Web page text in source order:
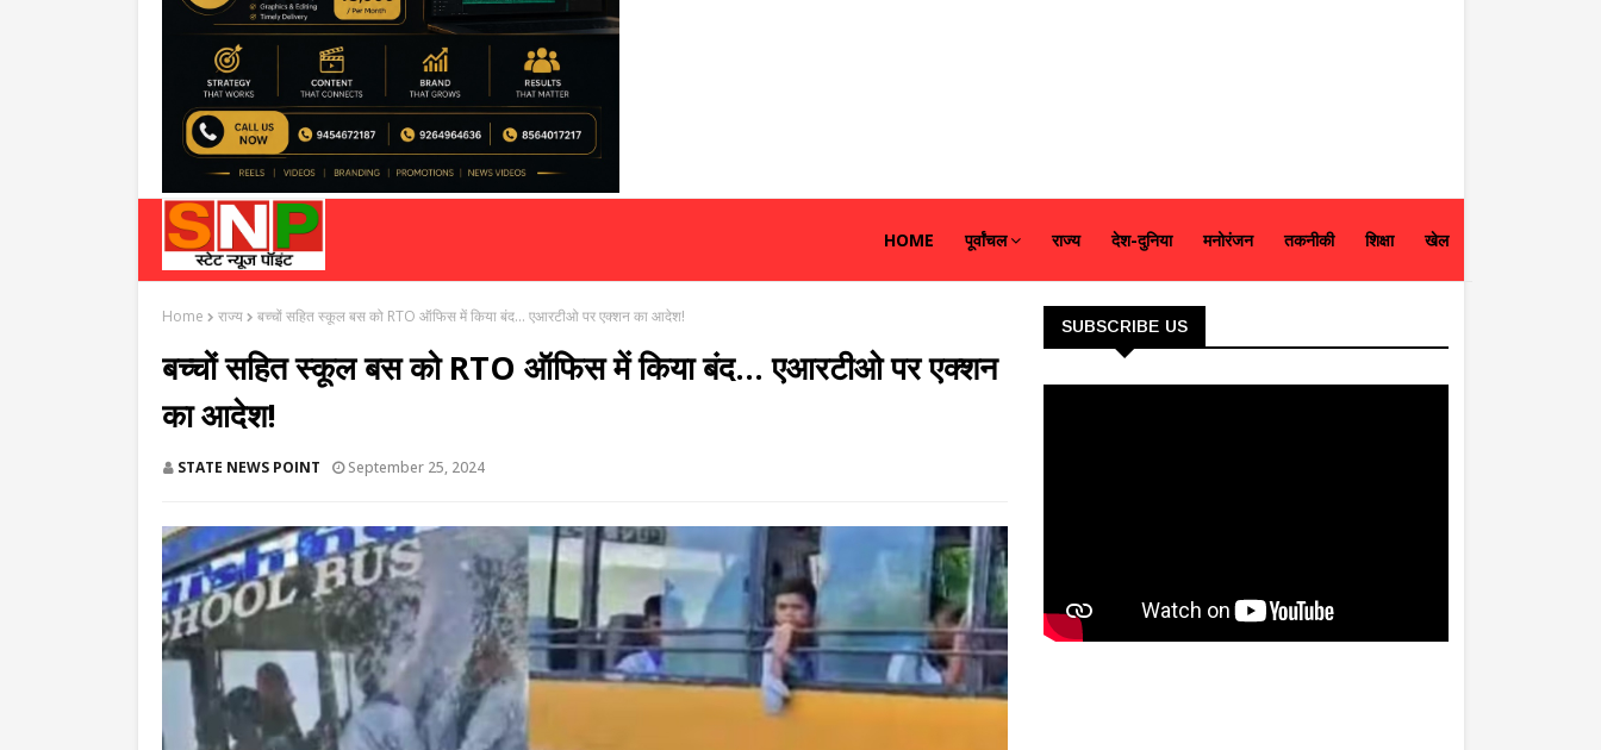
HOME पूर्वांचल राज्य देश-दुनिया मनोरंजन तकनीकी शिक्षा खेल
Home राज्य बच्चों सहित स्कूल बस को RTO ऑफिस में किया बंद... एआरटीओ पर एक्शन का आदेश!
बच्चों सहित स्कूल बस को RTO ऑफिस में किया बंद... एआरटीओ पर एक्शन
का आदेश!
STATE NEWS POINT September 25, 2024
SUBSCRIBE US